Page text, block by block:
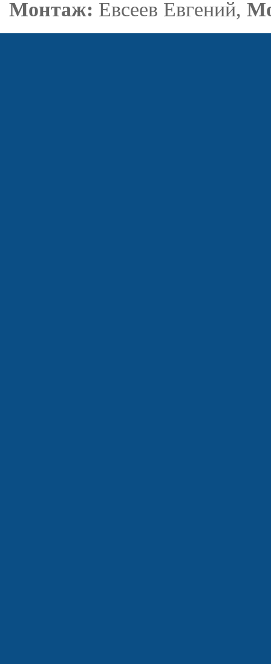
Монтаж: Евсеев Евгений,